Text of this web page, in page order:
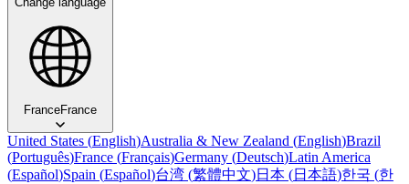
FranceFrance
United States (English)Australia & New Zealand (English)Brazil
(Português)France (Français)Germany (Deutsch)Latin America
(Español)Spain (Español)台湾 (繁體中文)日本 (日本語)한국 (한